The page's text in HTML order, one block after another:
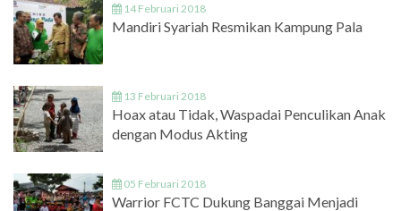
14 Februari 2018
Mandiri Syariah Resmikan Kampung Pala
13 Februari 2018
Hoax atau Tidak, Waspadai Penculikan Anak
dengan Modus Akting
05 Februari 2018
Warrior FCTC Dukung Banggai Menjadi